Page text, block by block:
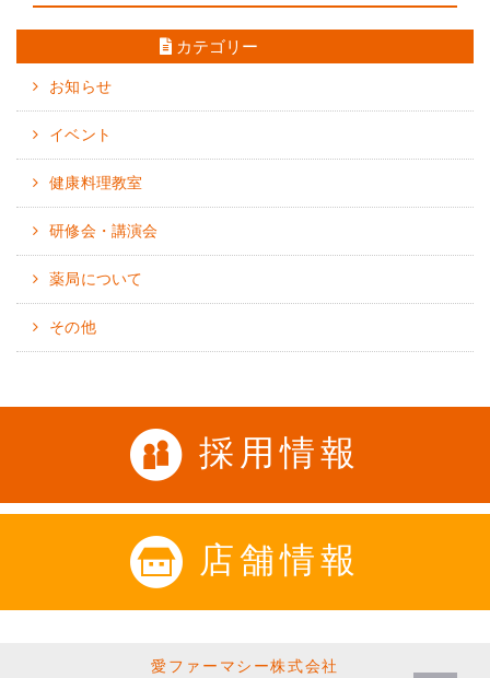
カテゴリー
お知らせ
イベント
健康料理教室
研修会・講演会
薬局について
その他
採用情報
店舗情報
愛ファーマシー株式会社